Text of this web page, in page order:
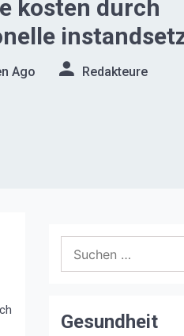
kosten durch
Ago Redakteure
nach:
Gesundheit